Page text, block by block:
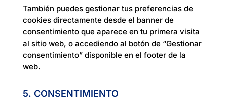
También puedes gestionar tus preferencias de
cookies directamente desde el banner de
consentimiento que aparece en tu primera visita
al sitio web, o accediendo al botón de “Gestionar
consentimiento” disponible en el footer de la
web.
5. CONSENTIMIENTO